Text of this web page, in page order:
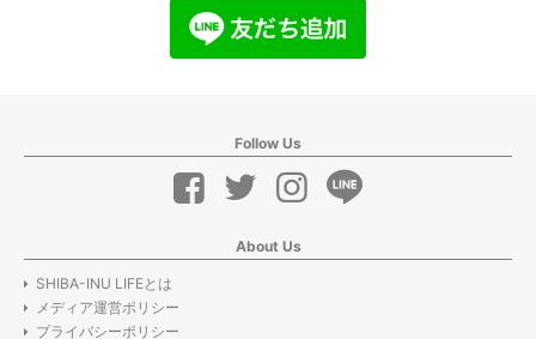
Follow Us
About Us
SHIBA-INU LIFEとは
メディア運営ポリシー
プライバシーポリシー